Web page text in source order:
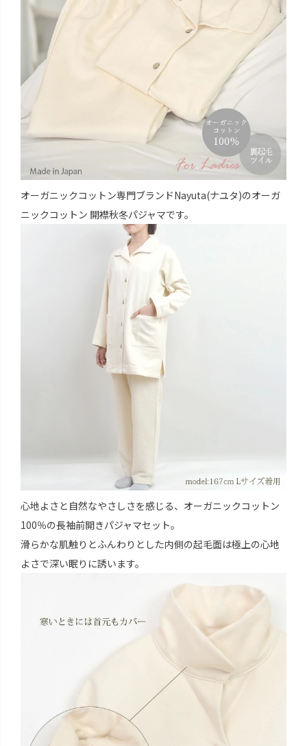
オーガニックコットン専門ブランドNayuta(ナユタ)のオーガ
ニックコットン 開襟秋冬パジャマです。
心地よさと自然なやさしさを感じる、オーガニックコットン
100％の長袖前開きパジャマセット。
滑らかな肌触りとふんわりとした内側の起毛面は極上の心地
よさで深い眠りに誘います。